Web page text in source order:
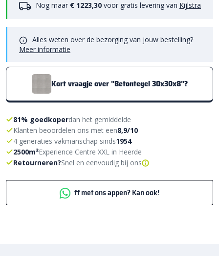
Nog maar € 1223,30 voor gratis levering van Kijlstra
Alles weten over de bezorging van jouw bestelling?
Meer informatie
Kort vraagje over "Betontegel 30x30x8"?
81% goedkoperdan het gemiddelde
Klanten beoordelen ons met een8,9/10
4 generaties vakmanschap sinds1954
2500m²Experience Centre XXL in Heerde
Retourneren?Snel en eenvoudig bij ons
ff met ons appen? Kan ook!